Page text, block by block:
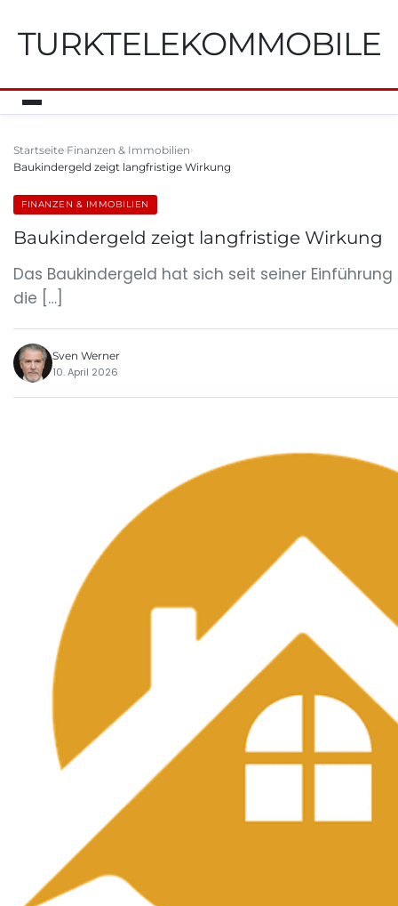
TURKTELEKOMMOBILE
Startseite Finanzen & Immobilien
Baukindergeld zeigt langfristige Wirkung
FINANZEN & IMMOBILIEN
Baukindergeld zeigt langfristige Wirkung
Das Baukindergeld hat sich seit seiner
die […]
Sven Werner
10. April 2026